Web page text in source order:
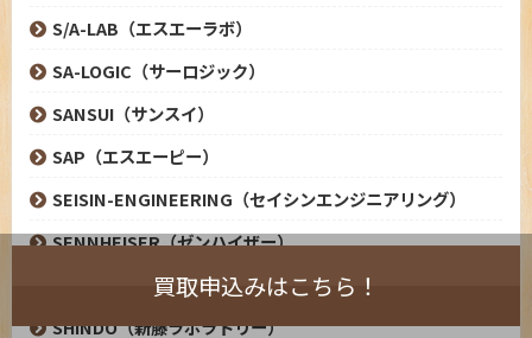
S/A-LAB（エスエーラボ）
SA-LOGIC（サーロジック）
SANSUI（サンスイ）
SAP（エスエーピー）
SEISIN-ENGINEERING（セイシンエンジニアリング）
SENNHEISER（ゼンハイザー）
SHARP（シャープ）
SHINDO（新藤ラボラトリー）
買取申込みはこちら！